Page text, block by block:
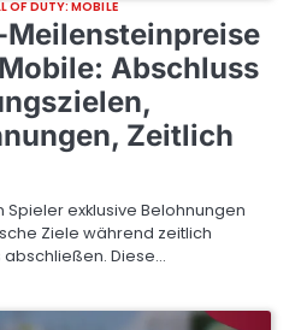
OF DUTY: MOBILE
Abschluss
Zeitlich
Spieler exklusive Belohnungen
Ziele während zeitlich
Diese…